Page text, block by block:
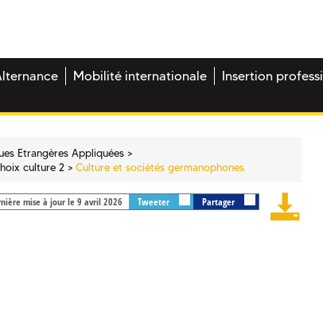
Mobilité internationale
Insertion
Etrangères Appliquées
culture 2 Culture et sociétés germanophones
mise à jour le 9 avril 2026 Tweeter Partager